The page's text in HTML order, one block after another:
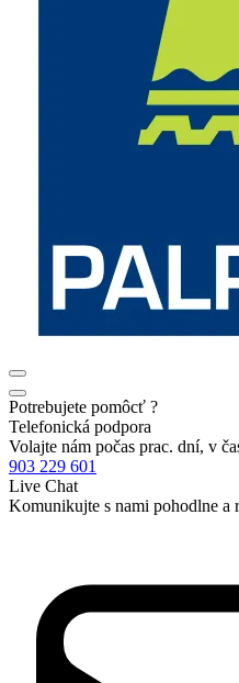
Potrebujete pomôcť ?
Telefonická podpora
Volajte nám počas prac. dní, v
903 229 601
Live Chat
Komunikujte s nami pohodlne a